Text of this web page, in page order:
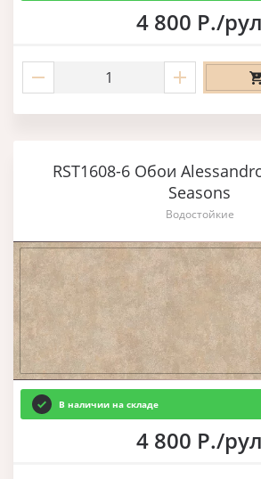
4 800 Р./рул
RST1608-6 Обои
Seasons
Водостойкие
В наличии на складе
4 800 Р./рул